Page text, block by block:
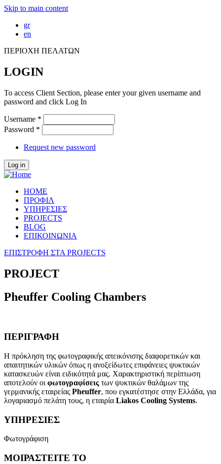
Skip to main content
gr
en
ΠΕΡΙΟΧΗ ΠΕΛΑΤΩΝ
LOGIN
To access Client Section, please enter your given username and
password and click Log In
Username *
Password *
Request new password
HOME
ΠΡΟΦΙΛ
ΥΠΗΡΕΣΙΕΣ
PROJECTS
BLOG
ΕΠΙΚΟΙΝΩΝΙΑ
ΕΠΙΣΤΡΟΦΗ ΣΤΑ PROJECTS
PROJECT
Pheuffer Cooling Chambers
ΠΕΡΙΓΡΑΦΗ
Η πρόκληση της φωτογραφικής απεικόνισης διαφορετικών και
απαιτητικών υλικών όπως η ανοξείδωτες επιφάνειες ψυκτικών
κατασκευών είναι ειδικότητά μας. Χαρακτηριστική περίπτωση
αποτελούν οι φωτογραφίσεις των ψυκτικών θαλάμων της
γερμανικής εταιρείας Pheuffer, που εγκατέστησε στην Ελλάδα, για
λογαριασμό πελάτη τους, η εταιρία Liakos Cooling Systems.
ΥΠΗΡΕΣΙΕΣ
Φωτογράφιση
ΜΟΙΡΑΣΤΕΙΤΕ ΤΟ